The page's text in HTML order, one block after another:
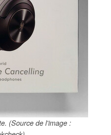
(Source de l'image :